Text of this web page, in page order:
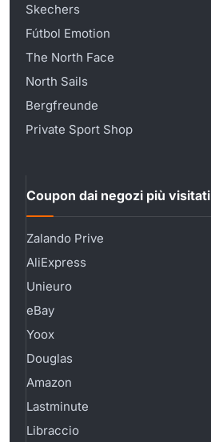
Skechers
Fútbol Emotion
The North Face
North Sails
Bergfreunde
Private Sport Shop
Coupon dai negozi più visitati
Zalando Prive
AliExpress
Unieuro
eBay
Yoox
Douglas
Amazon
Lastminute
Libraccio